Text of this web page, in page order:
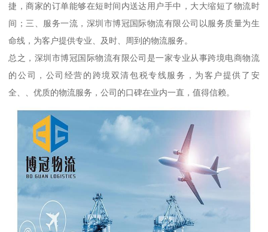
捷，商家的订单能够在短时间内送达用户手中，大大缩短了物流时
间；三、服务一流，深圳市博冠国际物流有限公司以服务质量为生
命线，为客户提供专业、及时、周到的物流服务。
总之，深圳市博冠国际物流有限公司是一家专业从事跨境电商物流
的公司，公司经营的跨境双清包税专线服务，为客户提供了安
全、、优质的物流服务，公司的口碑在业内一直，值得信赖。